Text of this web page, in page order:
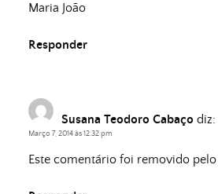
Maria João
Responder
Susana Teodoro Cabaço diz:
Março 7, 2014 às 12:32 pm
Este comentário foi removido